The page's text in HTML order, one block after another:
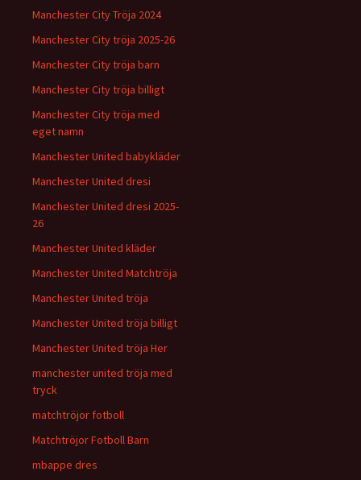
Manchester City Tröja 2024
Manchester City tröja 2025-26
Manchester City tröja barn
Manchester City tröja billigt
Manchester City tröja med
eget namn
Manchester United babykläder
Manchester United dresi
Manchester United dresi 2025-
26
Manchester United kläder
Manchester United Matchtröja
Manchester United tröja
Manchester United tröja billigt
Manchester United tröja Her
manchester united tröja med
tryck
matchtröjor fotboll
Matchtröjor Fotboll Barn
mbappe dres